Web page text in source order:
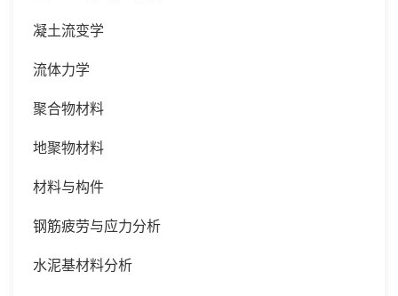
凝土流变学
流体力学
聚合物材料
地聚物材料
材料与构件
钢筋疲劳与应力分析
水泥基材料分析